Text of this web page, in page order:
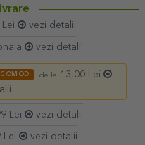
vezi detalii
vezi detalii
de la
13,00 Lei
Lei vezi detalii
Lei vezi detalii